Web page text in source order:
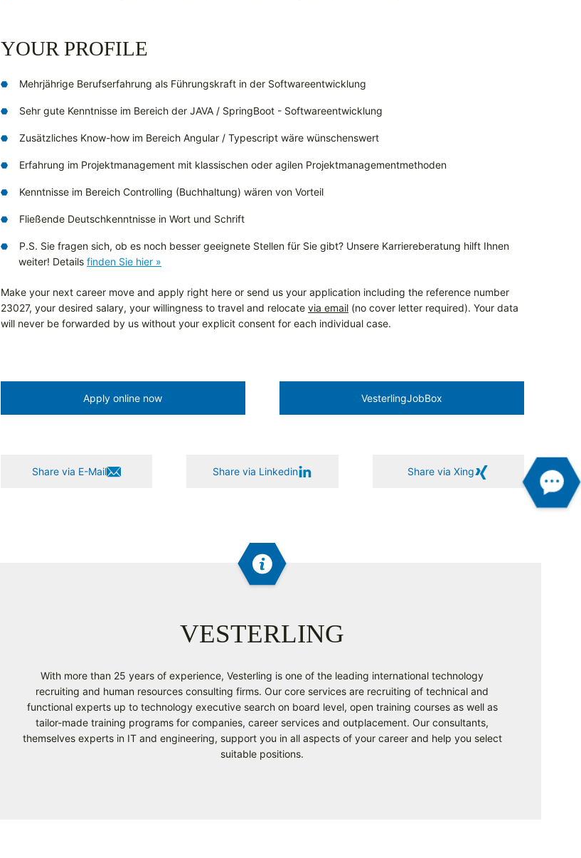
YOUR PROFILE
Mehrjährige Berufserfahrung als Führungskraft in der Softwareentwicklung
Sehr gute Kenntnisse im Bereich der JAVA / SpringBoot - Softwareentwicklung
Zusätzliches Know-how im Bereich Angular / Typescript wäre wünschenswert
Erfahrung im Projektmanagement mit klassischen oder agilen Projektmanagementmethoden
Kenntnisse im Bereich Controlling (Buchhaltung) wären von Vorteil
Fließende Deutschkenntnisse in Wort und Schrift
P.S. Sie fragen sich, ob es noch besser geeignete Stellen für Sie gibt? Unsere Karriereberatung hilft Ihnen
weiter! Details finden Sie hier »
Make your next career move and apply right here or send us your application including the reference number
23027, your desired salary, your willingness to travel and relocate via email (no cover letter required). Your data
will never be forwarded by us without your explicit consent for each individual case.
Apply online now Vesterling­JobBox
Share via E-Mail Share via Linkedin Share via Xing
VESTERLING
With more than 25 years of experience, Vesterling is one of the leading international technology
recruiting and human resources consulting firms. Our core services are recruiting of technical and
functional experts up to technology executive search on board level, open training courses as well as
tailor-made training programs for companies, career services and outplacement. Our consultants,
themselves experts in IT and engineering, support you in all aspects of your career and help you select
suitable positions.